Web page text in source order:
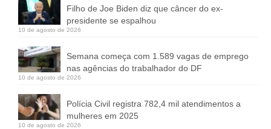
Filho de Joe Biden diz que câncer do ex-
presidente se espalhou
10 de agosto de 2026
Semana começa com 1.589 vagas de emprego
nas agências do trabalhador do DF
10 de agosto de 2026
Polícia Civil registra 782,4 mil atendimentos a
mulheres em 2025
10 de agosto de 2026